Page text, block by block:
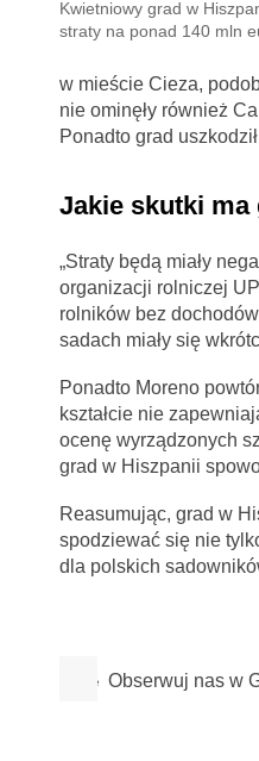
Kwietniowy grad w
straty na ponad 140 mln
w mieście Cieza,
nie ominęły również
Ponadto grad
Jakie skutki ma
„Straty będą miały
organizacji rolniczej
rolników bez
sadach miały się
Ponadto Moreno
kształcie nie
ocenę wyrządzonych
grad w Hiszpanii
Reasumując, grad w
spodziewać się nie
dla polskich
Obserwuj nas w